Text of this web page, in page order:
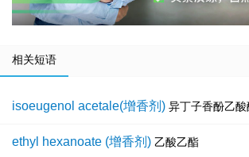
相关短语
isoeugenol acetale(增香剂) 异丁子香酚乙酸
ethyl hexanoate (增香剂) 乙酸乙酯